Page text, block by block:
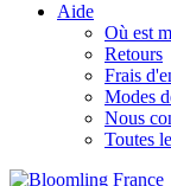
Aide
Où est
Retours
Frais
Modes
Nous
Toutes